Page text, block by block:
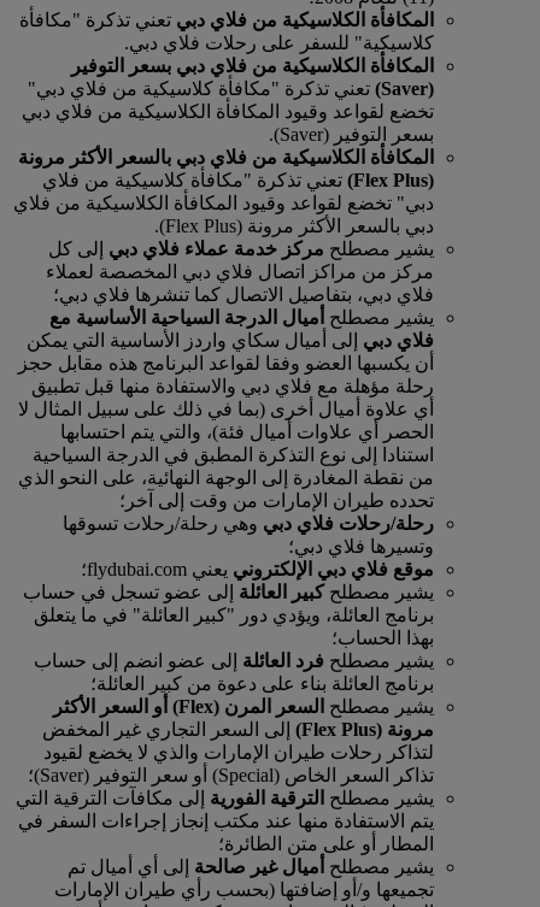
المكافأة الكلاسيكية من فلاي دبي تعني تذكرة "مكافأة
كلاسيكية" للسفر على رحلات فلاي دبي.
المكافأة الكلاسيكية من فلاي دبي بسعر التوفير
(Saver)
تعني تذكرة "مكافأة كلاسيكية من فلاي دبي"
تخضع لقواعد وقيود المكافأة الكلاسيكية من فلاي دبي
بسعر التوفير (Saver).
المكافأة الكلاسيكية من فلاي دبي بالسعر الأكثر مرونة
(Flex Plus)
تعني تذكرة "مكافأة كلاسيكية من فلاي
دبي" تخضع لقواعد وقيود المكافأة الكلاسيكية من فلاي
دبي بالسعر الأكثر مرونة (Flex Plus).
يشير مصطلح مركز خدمة عملاء فلاي دبي إلى كل
مركز من مراكز اتصال فلاي دبي المخصصة لعملاء
فلاي دبي، بتفاصيل الاتصال كما تنشرها فلاي دبي؛
يشير مصطلح أميال الدرجة السياحية الأساسية مع
فلاي دبي إلى أميال سكاي واردز الأساسية التي يمكن
أن يكسبها العضو وفقا لقواعد البرنامج هذه مقابل حجز
رحلة مؤهلة مع فلاي دبي والاستفادة منها قبل تطبيق
أي علاوة أميال أخرى (بما في ذلك على سبيل المثال لا
الحصر أي علاوات أميال فئة)، والتي يتم احتسابها
استنادا إلى نوع التذكرة المطبق في الدرجة السياحية
من نقطة المغادرة إلى الوجهة النهائية، على النحو الذي
تحدده طيران الإمارات من وقت إلى آخر؛
رحلة/رحلات فلاي دبي وهي رحلة/رحلات تسوقها
وتسيرها فلاي دبي؛
موقع فلاي دبي الإلكتروني يعني flydubai.com؛
يشير مصطلحكبير العائلة إلى عضو تسجل في حساب
برنامج العائلة، ويؤدي دور "كبير العائلة" في ما يتعلق
بهذا الحساب؛
يشير مصطلح فرد العائلة إلى عضو انضم إلى حساب
برنامج العائلة بناء على دعوة من كبير العائلة؛
يشير مصطلح
السعر المرن (Flex) أو السعر الأكثر
مرونة (Flex Plus)
إلى السعر التجاري غير المخفض
لتذاكر رحلات طيران الإمارات والذي لا يخضع لقيود
تذاكر السعر الخاص (Special) أو سعر التوفير (Saver)؛
يشير مصطلح الترقية الفورية إلى مكافآت الترقية التي
يتم الاستفادة منها عند مكتب إنجاز إجراءات السفر في
المطار أو على متن الطائرة؛
يشير مصطلح أميال غير صالحة إلى أي أميال تم
تجميعها و/أو إضافتها (بحسب رأي طيران الإمارات